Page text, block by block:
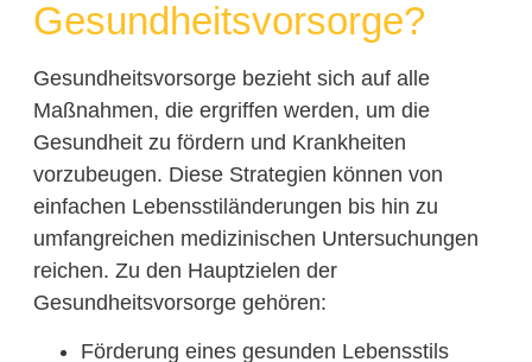
Gesundheitsvorsorge?
Gesundheitsvorsorge bezieht sich auf alle
Maßnahmen, die ergriffen werden, um die
Gesundheit zu fördern und Krankheiten
vorzubeugen. Diese Strategien können von
einfachen Lebensstiländerungen bis hin zu
umfangreichen medizinischen Untersuchungen
reichen. Zu den Hauptzielen der
Gesundheitsvorsorge gehören:
Förderung eines gesunden Lebensstils